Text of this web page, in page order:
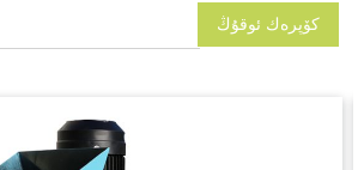
كۆپرەك ئوقۇڭ